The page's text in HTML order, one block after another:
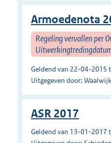
Armoedenota
Regeling vervallen per
Geldend van 22-04-2015
Uitgegeven door: Waalwijk
ASR 2017
Geldend van 13-01-2017